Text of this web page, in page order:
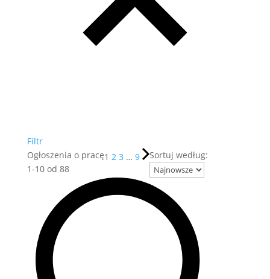
Filtr
Ogłoszenia o pracę
1-10od 88
1 2 3 … 9 Sortuj według: